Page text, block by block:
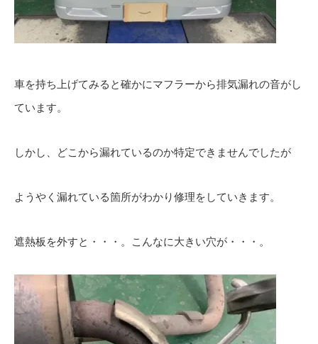
車を持ち上げてみると確かにマフラーから排気漏れの音がし
ています。
しかし、どこから漏れているのか特定できませんでしたが
ようやく漏れている箇所がわかり修理をしていきます。
遮熱板を外すと・・・。こんなに大きい穴が・・・。